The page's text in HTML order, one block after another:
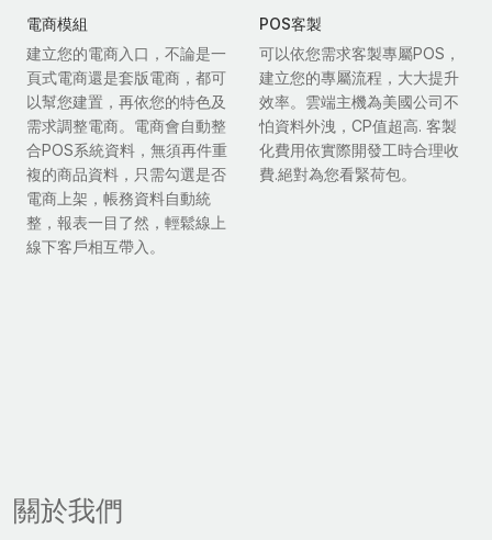
電商模組
建立您的電商入口，不論是一
頁式電商還是套版電商，都可
以幫您建置，再依您的特色及
需求調整電商。電商會自動整
合POS系統資料，無須再件重
複的商品資料，只需勾選是否
電商上架，帳務資料自動統
整，報表一目了然，輕鬆線上
線下客戶相互帶入。
POS客製
可以依您需求客製專屬POS，
建立您的專屬流程，大大提升
效率。雲端主機為美國公司不
怕資料外洩，CP值超高. 客製
化費用依實際開發工時合理收
費.絕對為您看緊荷包。
關於我們